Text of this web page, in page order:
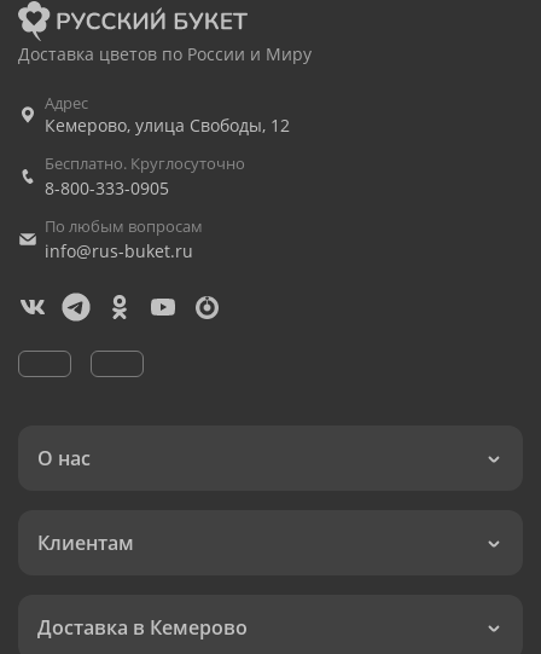
Доставка цветов по России и Миру
Адрес
Кемерово, улица Свободы, 12
Бесплатно. Круглосуточно
8-800-333-0905
По любым вопросам
info@rus-buket.ru
О нас
Клиентам
Доставка в Кемерово